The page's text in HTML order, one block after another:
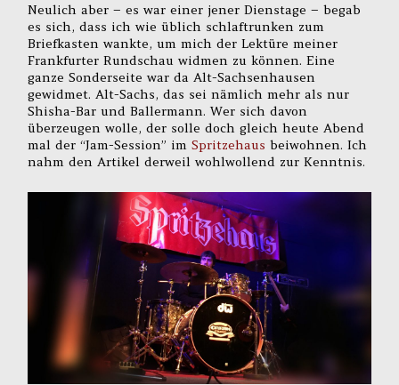
Neulich aber – es war einer jener Dienstage – begab
es sich, dass ich wie üblich schlaftrunken zum
Briefkasten wankte, um mich der Lektüre meiner
Frankfurter Rundschau widmen zu können. Eine
ganze Sonderseite war da Alt-Sachsenhausen
gewidmet. Alt-Sachs, das sei nämlich mehr als nur
Shisha-Bar und Ballermann. Wer sich davon
überzeugen wolle, der solle doch gleich heute Abend
mal der “Jam-Session” imSpritzehausbeiwohnen. Ich
nahm den Artikel derweil wohlwollend zur Kenntnis.